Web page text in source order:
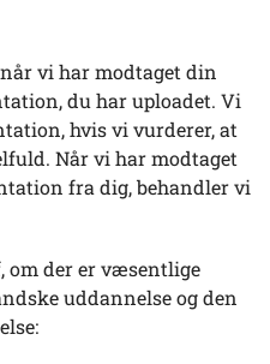
vi har modtaget din
du har uploadet. Vi
hvis vi vurderer, at
Når vi har modtaget
fra dig, behandler vi
om der er væsentlige
uddannelse og den